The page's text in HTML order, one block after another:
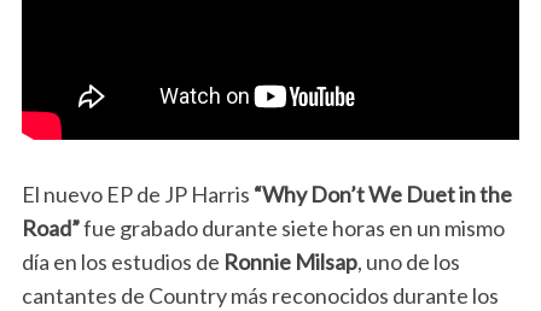
El nuevo EP de JP Harris “Why Don’t We Duet in the
Road”fue grabado durante siete horas en un mismo
día en los estudios de Ronnie Milsap, uno de los
cantantes de Country más reconocidos durante los